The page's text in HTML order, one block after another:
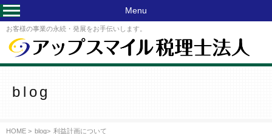
お客様の事業の永続・発展をお手伝いします。
Menu
blog
HOME > blog> 利益計画について